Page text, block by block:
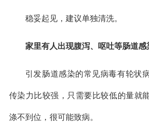
稳妥起见，建议单独清洗。
家里有人出现腹泻、呕吐等肠道感
引发肠道感染的常见病毒有轮状
传染力比较强，只需要比较低的量就
涤不到位，很可能致病。